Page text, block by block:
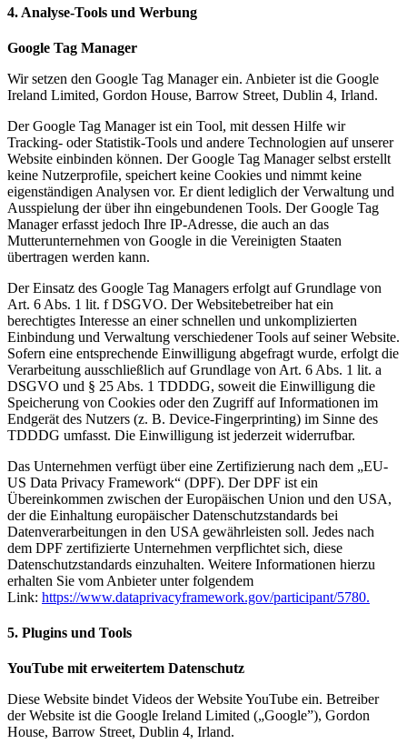
4. Analyse-Tools und Werbung
Google Tag Manager
Wir setzen den Google Tag Manager ein. Anbieter ist die Google
Ireland Limited, Gordon House, Barrow Street, Dublin 4, Irland.
Der Google Tag Manager ist ein Tool, mit dessen Hilfe wir
Tracking- oder Statistik-Tools und andere Technologien auf unserer
Website einbinden können. Der Google Tag Manager selbst erstellt
keine Nutzerprofile, speichert keine Cookies und nimmt keine
eigenständigen Analysen vor. Er dient lediglich der Verwaltung und
Ausspielung der über ihn eingebundenen Tools. Der Google Tag
Manager erfasst jedoch Ihre IP-Adresse, die auch an das
Mutterunternehmen von Google in die Vereinigten Staaten
übertragen werden kann.
Der Einsatz des Google Tag Managers erfolgt auf Grundlage von
Art. 6 Abs. 1 lit. f DSGVO. Der Websitebetreiber hat ein
berechtigtes Interesse an einer schnellen und unkomplizierten
Einbindung und Verwaltung verschiedener Tools auf seiner Website.
Sofern eine entsprechende Einwilligung abgefragt wurde, erfolgt die
Verarbeitung ausschließlich auf Grundlage von Art. 6 Abs. 1 lit. a
DSGVO und § 25 Abs. 1 TDDDG, soweit die Einwilligung die
Speicherung von Cookies oder den Zugriff auf Informationen im
Endgerät des Nutzers (z. B. Device-Fingerprinting) im Sinne des
TDDDG umfasst. Die Einwilligung ist jederzeit widerrufbar.
Das Unternehmen verfügt über eine Zertifizierung nach dem „EU-
US Data Privacy Framework“ (DPF). Der DPF ist ein
Übereinkommen zwischen der Europäischen Union und den USA,
der die Einhaltung europäischer Datenschutzstandards bei
Datenverarbeitungen in den USA gewährleisten soll. Jedes nach
dem DPF zertifizierte Unternehmen verpflichtet sich, diese
Datenschutzstandards einzuhalten. Weitere Informationen hierzu
erhalten Sie vom Anbieter unter folgendem
Link: https://www.dataprivacyframework.gov/participant/5780.
5. Plugins und Tools
YouTube mit erweitertem Datenschutz
Diese Website bindet Videos der Website YouTube ein. Betreiber
der Website ist die Google Ireland Limited („Google”), Gordon
House, Barrow Street, Dublin 4, Irland.